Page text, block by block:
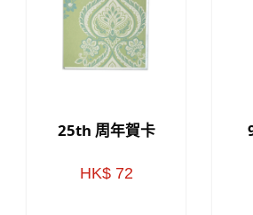
25th 周年賀卡
HK$ 72